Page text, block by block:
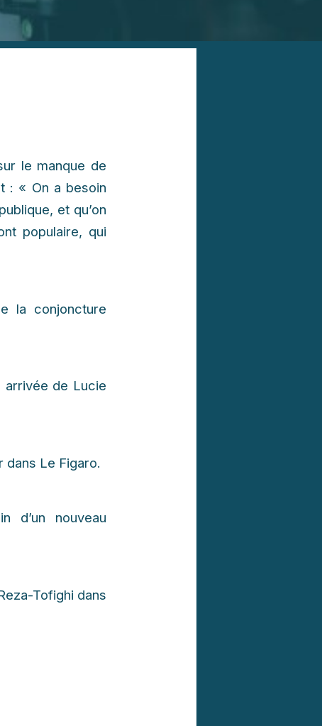
le manque de
: « On a besoin
et qu’on
populaire, qui
la conjoncture
arrivée de Lucie
dans Le Figaro.
d’un nouveau
Tofighi dans